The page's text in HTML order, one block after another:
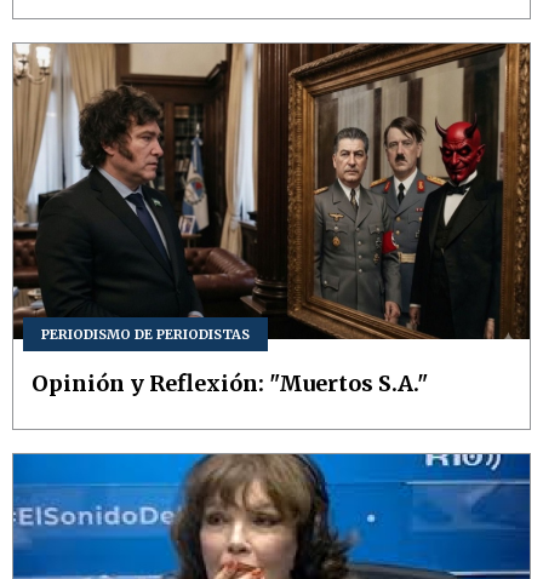
PERIODISMO DE PERIODISTAS
Opinión y Reflexión: "Muertos S.A."